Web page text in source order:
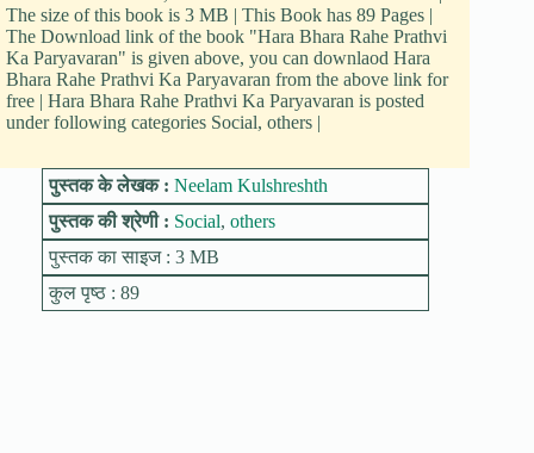
The size of this book is 3 MB | This Book has 89 Pages |
The Download link of the book "Hara Bhara Rahe Prathvi
Ka Paryavaran" is given above, you can downlaod Hara
Bhara Rahe Prathvi Ka Paryavaran from the above link for
free | Hara Bhara Rahe Prathvi Ka Paryavaran is posted
under following categories Social, others |
पुस्तक के लेखक : Neelam Kulshreshth
पुस्तक की श्रेणी : Social, others
पुस्तक का साइज : 3 MB
कुल पृष्ठ : 89